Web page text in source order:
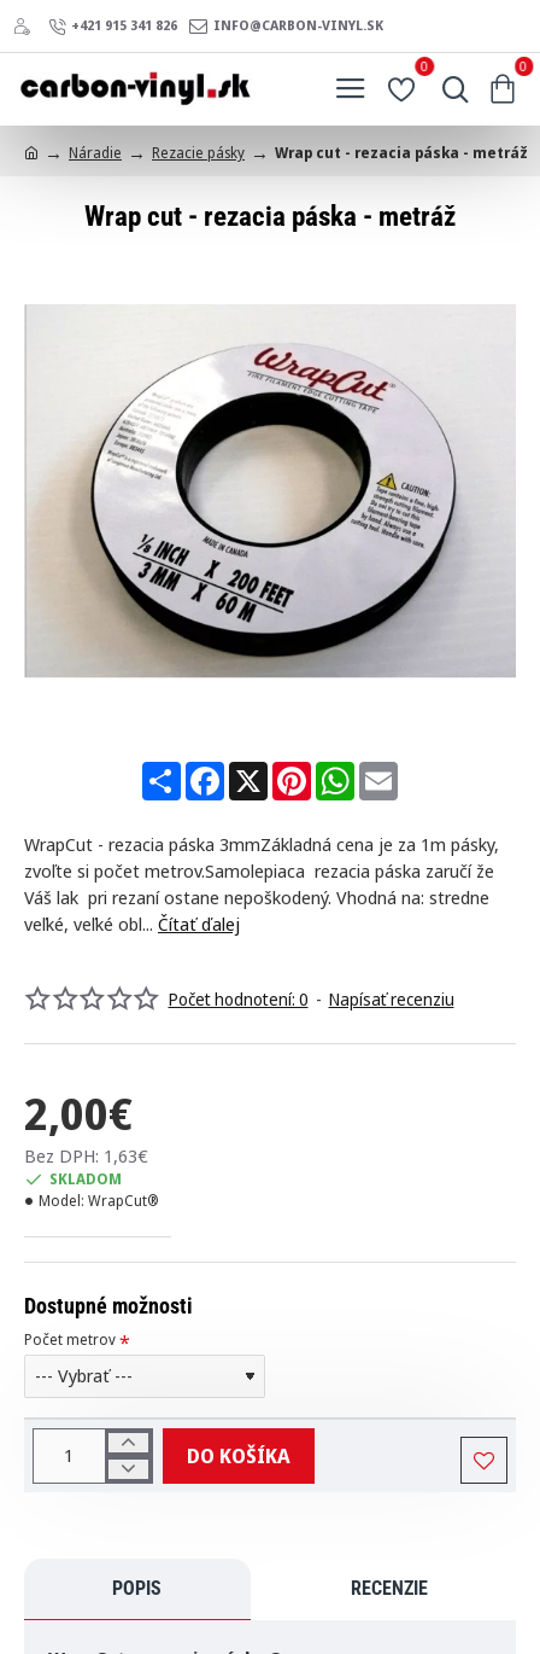
+421 915 341 826 INFO@CARBON-VINYL.SK
0 0
Náradie Rezacie pásky Wrap cut - rezacia páska - metráž
Wrap cut - rezacia páska - metráž
NAJPREDÁVANEJŠIE
S
h
e
F
a
b
o
k
X
P
i
e
r
s
W
h
s
A
p
E
m
l
WrapCut - rezacia páska 3mmZákladná cena je za 1m pásky,
zvoľte si počet metrov.Samolepiaca rezacia páska zaručí že
Váš lak pri rezaní ostane nepoškodený. Vhodná na: stredne
veľké, veľké obl... Čítať ďalej
Počet hodnotení: 0 - Napísať recenziu
2,00€
Bez DPH: 1,63€
SKLADOM
Model: WrapCut®
Dostupné možnosti
Počet metrov
DO KOŠÍKA
POPIS RECENZIE